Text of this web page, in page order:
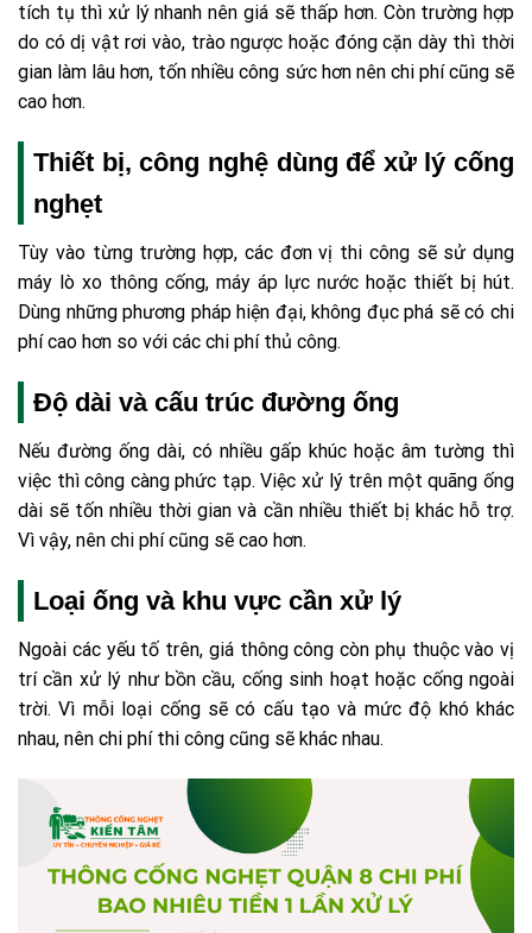
tích tụ thì xử lý nhanh nên giá sẽ thấp hơn. Còn trường hợp
do có dị vật rơi vào, trào ngược hoặc đóng cặn dày thì thời
gian làm lâu hơn, tốn nhiều công sức hơn nên chi phí cũng sẽ
cao hơn.
Thiết bị, công nghệ dùng để xử lý cống
nghẹt
Tùy vào từng trường hợp, các đơn vị thi công sẽ sử dụng
máy lò xo thông cống, máy áp lực nước hoặc thiết bị hút.
Dùng những phương pháp hiện đại, không đục phá sẽ có chi
phí cao hơn so với các chi phí thủ công.
Độ dài và cấu trúc đường ống
Nếu đường ống dài, có nhiều gấp khúc hoặc âm tường thì
việc thì công càng phức tạp. Việc xử lý trên một quãng ống
dài sẽ tốn nhiều thời gian và cần nhiều thiết bị khác hỗ trợ.
Vì vậy, nên chi phí cũng sẽ cao hơn.
Loại ống và khu vực cần xử lý
Ngoài các yếu tố trên, giá thông công còn phụ thuộc vào vị
trí cần xử lý như bồn cầu, cống sinh hoạt hoặc cống ngoài
trời. Vì mỗi loại cống sẽ có cấu tạo và mức độ khó khác
nhau, nên chi phí thi công cũng sẽ khác nhau.